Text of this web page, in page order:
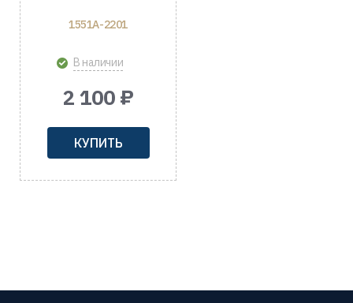
1551A-2201
В наличии
2 100 ₽
КУПИТЬ